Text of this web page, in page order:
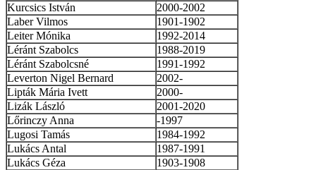
Kurcsics István
2000-2002
Laber Vilmos
1901-1902
Leiter Mónika
1992-2014
Léránt Szabolcs
1988-2019
Léránt Szabolcsné
1991-1992
Leverton Nigel Bernard
2002-
Lipták Mária Ivett
2000-
Lizák László
2001-2020
Lőrinczy Anna
-1997
Lugosi Tamás
1984-1992
Lukács Antal
1987-1991
Lukács Géza
1903-1908